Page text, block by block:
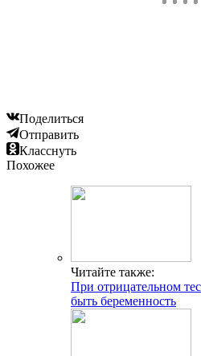
Поделиться
Отправить
Класснуть
Похожее
Читайте также:
При отрицательном
быть беременность